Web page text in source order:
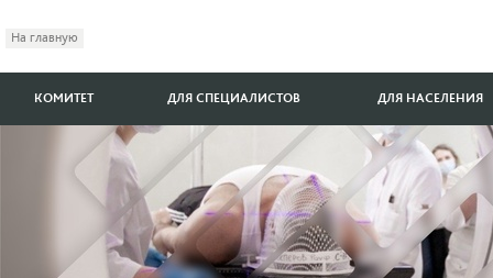
На главную
КОМИТЕТ ДЛЯ СПЕЦИАЛИСТОВ ДЛЯ НАСЕЛЕНИЯ